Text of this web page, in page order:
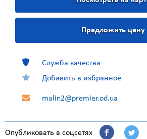
Предложить цену
Служба качества
Добавить в избранное
malin2@premier.od.ua
Опубликовать в соцсетях